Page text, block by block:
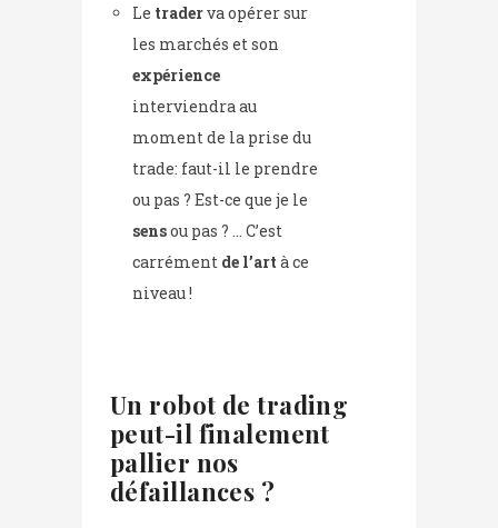
Le traderva opérer sur
les marchés et son
expérience
interviendra au
moment de la prise du
trade: faut-il le prendre
ou pas ? Est-ce que je le
sensou pas ? … C’est
carrément de l’art à ce
niveau !
Un robot de trading
peut-il finalement
pallier nos
défaillances ?